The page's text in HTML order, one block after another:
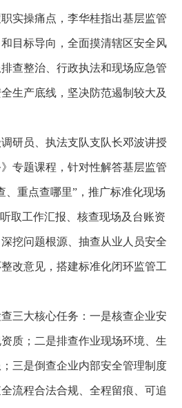
操痛点，李华桂指出基层监管
目标导向，全面摸清辖区安全风
查整治、行政执法和现场应急管
生产底线，坚决防范遏制较大及
员、执法支队支队长邓波讲授
专题课程，针对性解答基层监管
、重点查哪里”，推广标准化现场
取工作汇报、核查现场及台账资
挖问题根源、抽查从业人员安全
改意见，搭建标准化闭环监管工
大核心任务：一是核查企业安
质；二是排查作业现场环境、生
三是倒查企业内部安全管理制度
流程合法合规、全程留痕、可追